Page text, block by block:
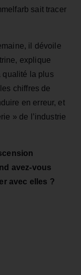
sait tracer
il dévoile
explique
qualité la plus
chiffres de
en erreur, et
» de l’industrie
avez‑vous
avec elles ?